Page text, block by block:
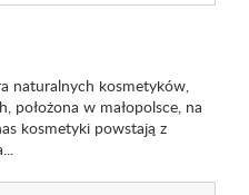
naturalnych kosmetyków,
położona w małopolsce, na
kosmetyki powstają z